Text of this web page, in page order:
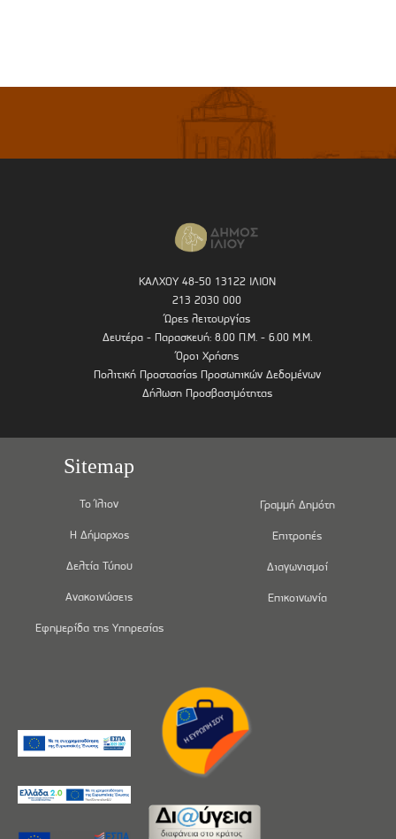
ΚΑΛΧΟΥ 48-50 13122 ΙΛΙΟΝ
213 2030 000
Ώρες λειτουργίας
Δευτέρα - Παρασκευή: 8.00 Π.Μ. - 6.00 Μ.Μ.
Όροι Χρήσης
Πολιτική Προστασίας Προσωπικών Δεδομένων
Δήλωση Προσβασιμότητας
Sitemap
Το Ίλιον
Η Δήμαρχος
Δελτία Τύπου
Ανακοινώσεις
Εφημερίδα της Υπηρεσίας
Γραμμή Δημότη
Επιτροπές
Διαγωνισμοί
Επικοινωνία